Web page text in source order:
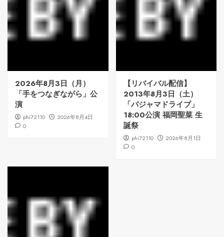
2026年8月3日（月）
「手をつなぎながら」公
演
phi72110
2026年8月4日
0
【リバイバル配信】
2013年8月3日（土）
「パジャマドライブ」
18:00公演 福岡聖菜 生
誕祭
phi72110
2026年8月1日
0